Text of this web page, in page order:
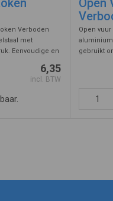
Verboden
met
Eenvoudige en
6,35
incl. BTW
Open
Open
gebruikt